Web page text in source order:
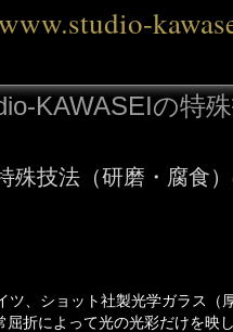
KAWASEIの特
殊技法（研磨・腐食
ツ、ショット社製光学ガラス（
屈折によって光の光彩だけを映